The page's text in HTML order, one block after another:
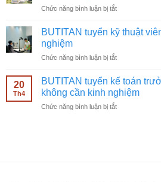
kinh
cáo
ngành
không
kinh
nghiệm
Chức năng bình luận bị tắtở
tuyển
nhân
bán
kính
mắt
không
cần
BUTITAN tuyển kỹ thuật
nghiệm
Chức năng bình luận bị tắtở
tuyển
kỹ
thuật
viên
20
Th4
BUTITAN tuyển kế toán
không cần kinh nghiệm
Chức năng bình luận bị tắtở